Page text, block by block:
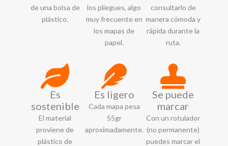
de una bolsa de
plástico.
los pliegues, algo
muy frecuente en
los mapas de
papel.
consultarlo de
manera cómoda y
rápida durante la
ruta.
Es
sostenible
El material
proviene de
plástico de
Es ligero
Cada mapa pesa
55gr
aproximadamente.
Se puede
marcar
Con un rotulador
(no permanente)
puedes marcar el